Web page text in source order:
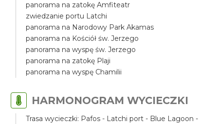
panorama na zatokę Amfiteatr
zwiedzanie portu Latchi
panorama na Narodowy Park Akamas
panorama na Kościół św. Jerzego
panorama na wyspę św. Jerzego
panorama na zatokę Plaji
panorama na wyspę Chamilii
HARMONOGRAM WYCIECZKI
Trasa wycieczki: Pafos - Latchi port - Blue Lagoon -